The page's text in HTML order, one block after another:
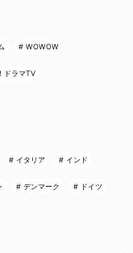
WOWOW
ドラマTV
イタリア インド
デンマーク ドイツ